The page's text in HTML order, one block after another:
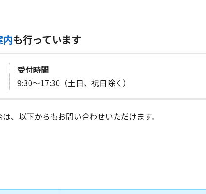
内も行っています
受付時間
9:30～17:30（土日、祝日除く）
、以下からもお問い合わせいただけます。